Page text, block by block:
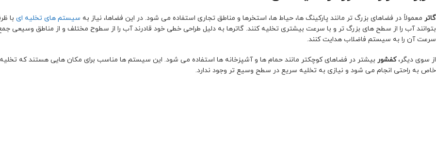
گاتر معمولاً در فضاهای بزرگ تر مانند پارکینگ ها، حیاط ها، استخرها و مناطق تجاری استفاده می شود. در این فضاها، نیاز به سیستم های تخلیه ای با
بتوانند آب را از سطح های بزرگ تر و با سرعت بیشتری تخلیه کنند. گاترها به دلیل طراحی خطی خود قادرند آب را از سطوح مختلف و از مناطق وسیعی
سرعت آن را به سیستم فاضلاب هدایت کنند.
از سوی دیگر،کفشور بیشتر در فضاهای کوچکتر مانند حمام ها و آشپزخانه ها استفاده می شود. این سیستم ها مناسب برای مکان هایی هستند که
خاص به راحتی انجام می شود و نیازی به تخلیه سریع در سطح وسیع تر وجود ندارد.